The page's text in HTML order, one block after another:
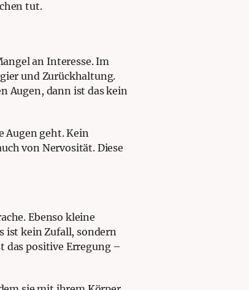
tut.
an Interesse. Im
und Zurückhaltung.
Augen, dann ist das kein
Augen geht. Kein
von Nervosität. Diese
Ebenso kleine
ist kein Zufall, sondern
das positive Erregung –